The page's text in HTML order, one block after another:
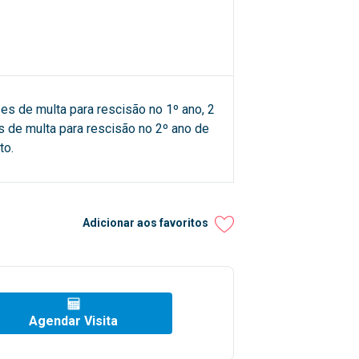
de multa para rescisão no 1º ano, 2
de multa para rescisão no 2º ano de
Adicionar aos favoritos
Agendar Visita